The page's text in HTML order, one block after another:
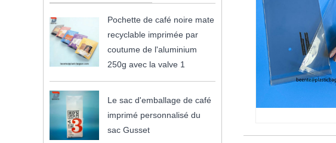
Pochette de café noire mate
recyclable imprimée par
coutume de l'aluminium
250g avec la valve 1
Le sac d'emballage de café
imprimé personnalisé du
sac Gusset